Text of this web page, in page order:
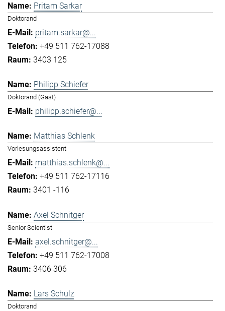
Pritam Sarkar
Doktorand
pritam.sarkar@...
+49 511 762-17088
3403 125
Philipp Schiefer
Doktorand (Gast)
philipp.schiefer@...
Matthias Schlenk
Vorlesungsassistent
matthias.schlenk@...
+49 511 762-17116
3401 -116
Axel Schnitger
Senior Scientist
axel.schnitger@...
+49 511 762-17008
3406 306
Lars Schulz
Doktorand